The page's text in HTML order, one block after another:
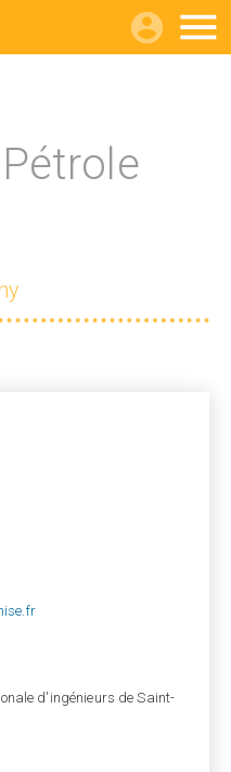

Pétrole
d'ingénieurs de Saint-